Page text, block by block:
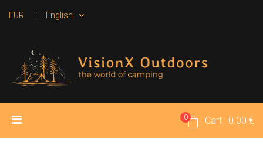
EUR English
HOME 0 Cart : 0.00 €